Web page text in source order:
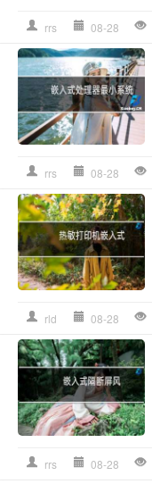
rrs 08-28
rrs 08-28
rld 08-28
rrs 08-28